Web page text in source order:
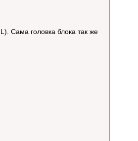
Сама головка блока так же